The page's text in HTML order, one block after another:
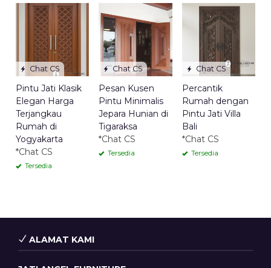
Chat CS
Pintu Jati Klasik
Elegan Harga
Terjangkau
Rumah di
Yogyakarta
*Chat CS
Tersedia
Chat CS
Pesan Kusen
Pintu Minimalis
Jepara Hunian di
Tigaraksa
*Chat CS
Tersedia
Chat CS
Percantik
Rumah dengan
Pintu Jati Villa
Bali
*Chat CS
Tersedia
ALAMAT KAMI